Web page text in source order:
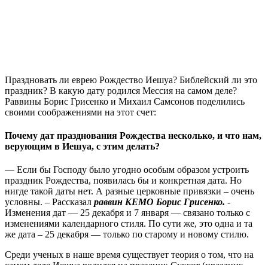
Праздновать ли еврею Рождество Иешуа? Библейский ли это
праздник? В какую дату родился Мессия на самом деле?
Раввины Борис Грисенко и Михаил Самсонов поделились
своими соображениями на этот счет:
Почему дат празднования Рождества несколько, и что нам,
верующим в Иешуа, с этим делать?
— Если бы Господу было угодно особым образом устроить
праздник Рождества, появилась бы и конкретная дата. Но
нигде такой даты нет. А разные церковные привязки – очень
условны. – Рассказал раввин КЕМО Борис Грисенко. -
Изменения дат — 25 декабря и 7 января — связано только с
изменениями календарного стиля. По сути же, это одна и та
же дата – 25 декабря — только по старому и новому стилю.
Среди ученых в наше время существует теория о том, что на